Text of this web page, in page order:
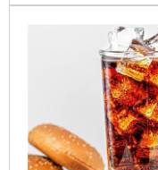
佳節免不了的送禮
人追求健康的飲食需